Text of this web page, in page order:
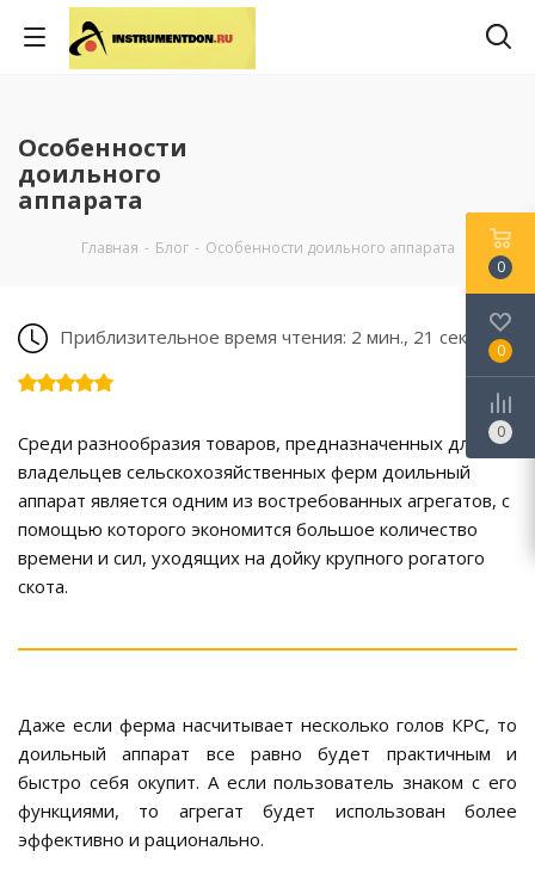
Особенности
доильного
аппарата
Главная - Блог - Особенности доильного аппарата
Приблизительное время чтения: 2 мин., 21 сек.
Среди разнообразия товаров, предназначенных для
владельцев сельскохозяйственных ферм доильный
аппарат является одним из востребованных агрегатов, с
помощью которого экономится большое количество
времени и сил, уходящих на дойку крупного рогатого
скота.
Даже если ферма насчитывает несколько голов КРС, то
доильный аппарат все равно будет практичным и
быстро себя окупит. А если пользователь знаком с его
функциями, то агрегат будет использован более
эффективно и рационально.
0
0
0